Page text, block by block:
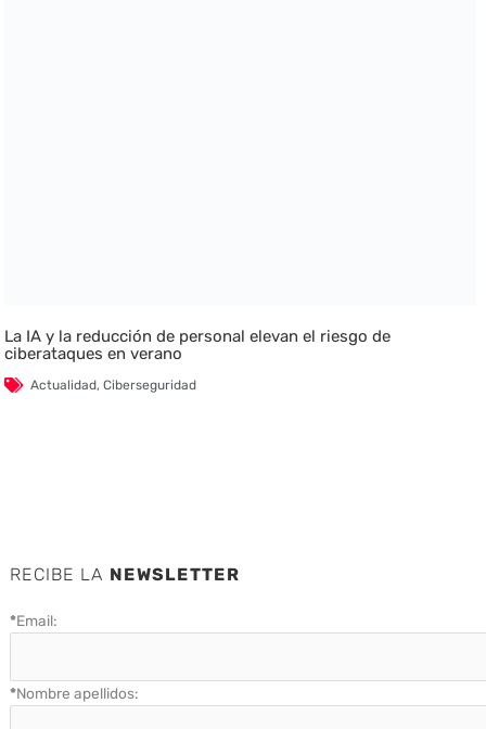
La IA y la reducción de personal elevan el riesgo de
ciberataques en verano
Actualidad,Ciberseguridad
RECIBE LA NEWSLETTER
*Email:
*Nombre apellidos: